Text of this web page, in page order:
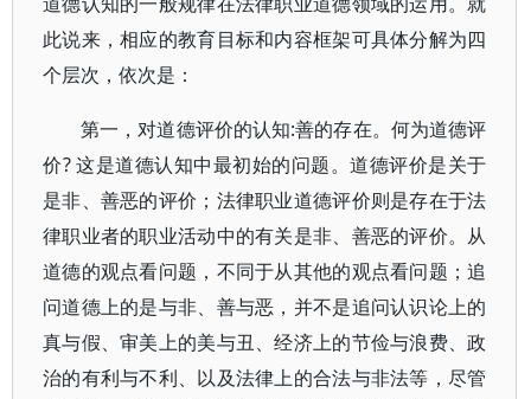
此说来，相应的教育目标和内容框架可具体分解为四
个层次，依次是：
第一，对道德评价的认知:善的存在。何为道德评
价? 这是道德认知中最初始的问题。道德评价是关于
是非、善恶的评价；法律职业道德评价则是存在于法
律职业者的职业活动中的有关是非、善恶的评价。从
道德的观点看问题，不同于从其他的观点看问题；追
问道德上的是与非、善与恶，并不是追问认识论上的
真与假、审美上的美与丑、经济上的节俭与浪费、政
治的有利与不利、以及法律上的合法与非法等，尽管